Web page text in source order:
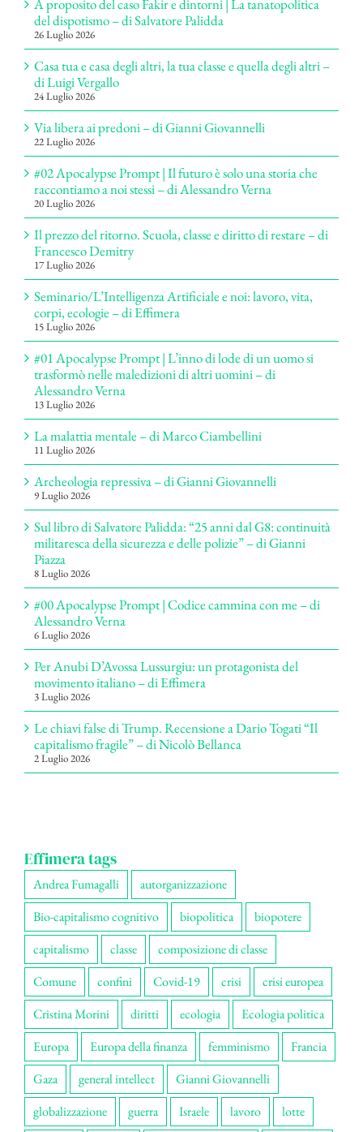
A proposito del caso Fakir e dintorni | La tanatopolitica
del dispotismo – di Salvatore Palidda
26 Luglio 2026
Casa tua e casa degli altri, la tua classe e quella degli altri –
di Luigi Vergallo
24 Luglio 2026
Via libera ai predoni – di Gianni Giovannelli
22 Luglio 2026
#02 Apocalypse Prompt | Il futuro è solo una storia che
raccontiamo a noi stessi – di Alessandro Verna
20 Luglio 2026
Il prezzo del ritorno. Scuola, classe e diritto di restare – di
Francesco Demitry
17 Luglio 2026
Seminario/L’Intelligenza Artificiale e noi: lavoro, vita,
corpi, ecologie – di Effimera
15 Luglio 2026
#01 Apocalypse Prompt | L’inno di lode di un uomo si
trasformò nelle maledizioni di altri uomini – di
Alessandro Verna
13 Luglio 2026
La malattia mentale – di Marco Ciambellini
11 Luglio 2026
Archeologia repressiva – di Gianni Giovannelli
9 Luglio 2026
Sul libro di Salvatore Palidda: “25 anni dal G8: continuità
militaresca della sicurezza e delle polizie” – di Gianni
Piazza
8 Luglio 2026
#00 Apocalypse Prompt | Codice cammina con me – di
Alessandro Verna
6 Luglio 2026
Per Anubi D’Avossa Lussurgiu: un protagonista del
movimento italiano – di Effimera
3 Luglio 2026
Le chiavi false di Trump. Recensione a Dario Togati “Il
capitalismo fragile” – di Nicolò Bellanca
2 Luglio 2026
Effimera tags
Andrea Fumagalli
autorganizzazione
Bio-capitalismo cognitivo
biopolitica
biopotere
capitalismo
classe
composizione di classe
Comune
confini Covid-19 crisi
crisi europea
Cristina Morini
diritti ecologia
Ecologia politica
Europa
Europa della finanza femminismo
Francia
Gaza
general intellect
Gianni Giovannelli
globalizzazione
guerra Israele lavoro lotte